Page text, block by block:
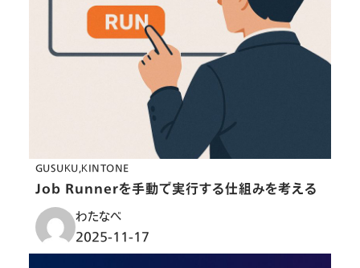
GUSUKU KINTONE
Job Runnerを手動で実行する仕組みを考える
わたなべ
2025-11-17